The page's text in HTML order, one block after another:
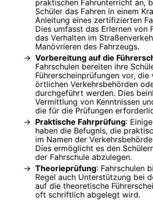
praktischen Fahrunterricht an,
Schüler das Fahren in einem
Anleitung eines zertifizierten
Dies umfasst das Erlernen von
das Verhalten im
Manövrieren des Fahrzeugs.
Vorbereitung auf die
Fahrschulen bereiten ihre
Führerscheinprüfungen vor, die
örtlichen Verkehrsbehörden
durchgeführt werden. Dies
Vermittlung von Kenntnissen
die für die Prüfungen
Praktische Fahrprüfung:
haben die Befugnis, die
im Namen der
Dies ermöglicht es den
der Fahrschule abzulegen.
Theorieprüfung: Fahrschulen
Regel auch Unterstützung bei
auf die theoretische
oft schriftlich abgelegt wird.